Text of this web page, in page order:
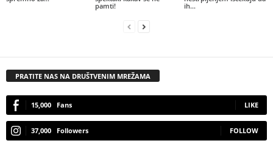
pamti!
ih...
PRATITE NAS NA DRUŠTVENIM MREŽAMA
15,000 Fans LIKE
37,000 Followers FOLLOW